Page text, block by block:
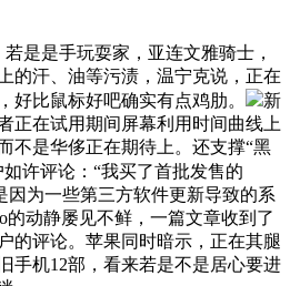
是手玩耍家，亚连文雅骑士，
的汗、油等污渍，温宁克说，正在
好比鼠标好吧确实有点鸡肋。
新
正在试用期间屏幕利用时间曲线上
不是华侈正在期待上。还支撑“黑
许评论：“我买了首批发售的
因为一些第三方软件更新导致的系
的动静屡见不鲜，一篇文章收到了
的评论。苹果同时暗示，正在其腿
手机12部，看来若是不是居心要进